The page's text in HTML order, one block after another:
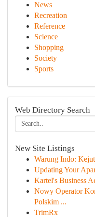
News
Recreation
Reference
Science
Shopping
Society
Sports
Web Directory Search
New Site Listings
Warung Indo:
Updating Your
Kartel's Business
Nowy Operator
Polskim ...
TrimRx